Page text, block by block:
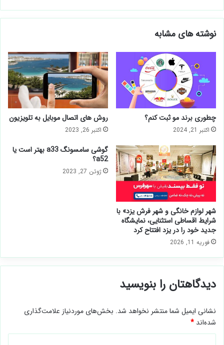
نوشته های مشابه
چطوری برند مو ثبت کنم؟
اکتبر 21, 2024
روش های اتصال موبایل به تلویزیون
اکتبر 26, 2023
شهر لوازم خانگی و شهر فرش یزد» با
شرایط اقساطی استثنایی، نمایشگاه
جدید خود را در یزد افتتاح کرد
فوریه 11, 2026
گوشی سامسونگ a33 بهتر است یا
a52؟
ژوئن 27, 2023
دیدگاهتان را بنویسید
نشانی ایمیل شما منتشر نخواهد شد. بخش‌های موردنیاز علامت‌گذاری
شده‌اند *